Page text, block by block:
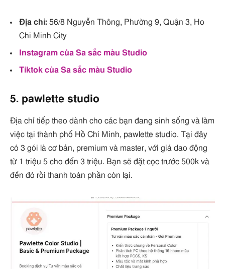
Địa chỉ: 56/8 Nguyễn Thông, Phường 9, Quận 3, Ho
Chi Minh City
Instagram của Sa sắc màu Studio
Tiktok của Sa sắc màu Studio
5. pawlette studio
Địa chỉ tiếp theo dành cho các bạn đang sinh sống và làm
việc tại thành phố Hồ Chí Minh, pawlette studio. Tại đây
có 3 gói là cơ bản, premium và master, với giá dao động
từ 1 triệu 5 cho đến 3 triệu. Bạn sẽ đặt cọc trước 500k và
đến đó rồi thanh toán phần còn lại.